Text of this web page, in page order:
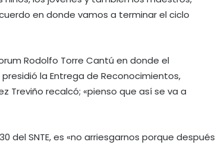
en donde vamos a terminar el ciclo
Rodolfo Torre Cantú en donde el
la Entrega de Reconocimientos,
Treviño recalcó; «pienso que así se va a
del SNTE, es «no arriesgarnos porque después